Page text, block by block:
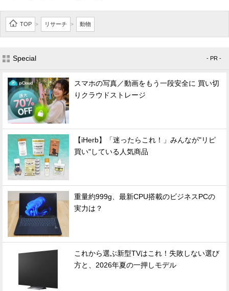
TOP > リサーチ > 動物
Special - PR -
スマホの写真／動画をもう一段安全に 買い切
りクラウドストレージ
【iHerb】「迷ったらこれ！」みんなが"リピ
買い"している人気商品
重量約999g、最新CPU搭載のビジネスPCの
実力は？
これから選ぶ新型TVはこれ！失敗しない選び
方と、2026年夏の一押しモデル